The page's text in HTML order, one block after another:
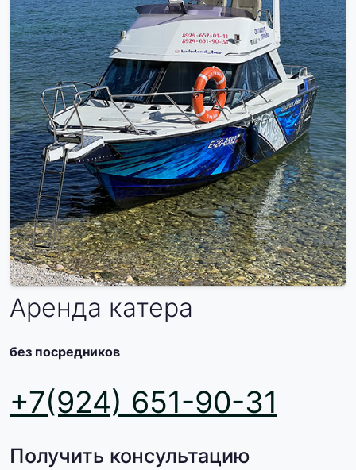
Аренда катера
без посредников
+7(924) 651-90-31
Получить консультацию